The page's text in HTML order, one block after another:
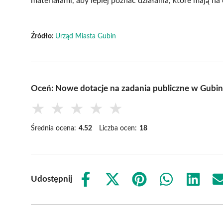
Źródło: Urząd Miasta Gubin
Oceń: Nowe dotacje na zadania publiczne w
★ ★ ★ ★ ★
Średnia ocena: 4.52 Liczba ocen: 18
Udostępnij
Share
Share
(Twitter)
Share
Share
Share